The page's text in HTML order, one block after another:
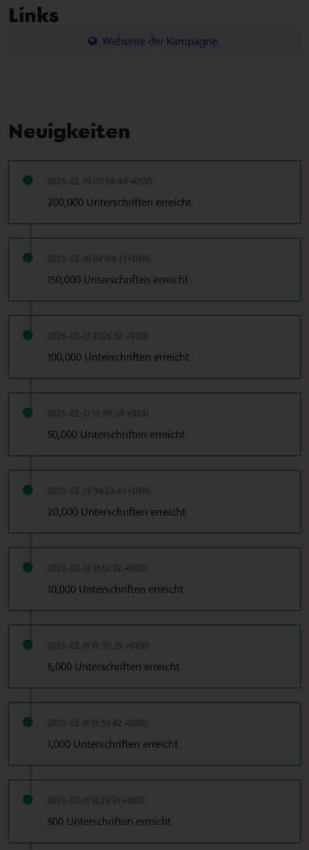
Links
Webseite der Kampagne
Neuigkeiten
2025-02-19 00:06:49 +0100
200,000 Unterschriften erreicht
2025-02-18 09:04:31 +0100
150,000 Unterschriften erreicht
2025-02-17 21:26:52 +0100
100,000 Unterschriften erreicht
2025-02-17 15:59:59 +0100
50,000 Unterschriften erreicht
2025-02-13 04:23:45 +0100
20,000 Unterschriften erreicht
2025-02-12 11:53:32 +0100
10,000 Unterschriften erreicht
2025-02-11 19:30:26 +0100
5,000 Unterschriften erreicht
2025-02-11 13:54:42 +0100
1,000 Unterschriften erreicht
2025-02-11 13:22:21 +0100
500 Unterschriften erreicht